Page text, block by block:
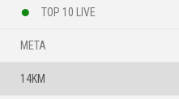
TOP 10 LIVE
META
14KM